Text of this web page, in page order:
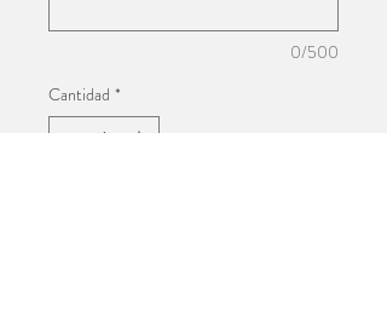
0/500
Cantidad *